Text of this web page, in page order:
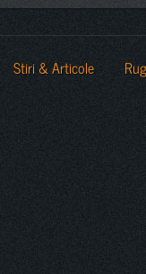
Stiri & Articole